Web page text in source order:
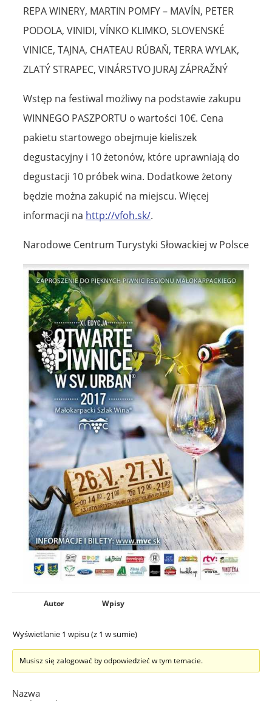
REPA WINERY, MARTIN POMFY – MAVÍN, PETER
PODOLA, VINIDI, VÍNKO KLIMKO, SLOVENSKÉ
VINICE, TAJNA, CHATEAU RÚBAŇ, TERRA WYLAK,
ZLATÝ STRAPEC, VINÁRSTVO JURAJ ZÁPRAŽNÝ
Wstęp na festiwal możliwy na podstawie zakupu
WINNEGO PASZPORTU o wartości 10€. Cena
pakietu startowego obejmuje kieliszek
degustacyjny i 10 żetonów, które uprawniają do
degustacji 10 próbek wina. Dodatkowe żetony
będzie można zakupić na miejscu. Więcej
informacji na http://vfoh.sk/.
Narodowe Centrum Turystyki Słowackiej w Polsce
Autor Wpisy
Wyświetlanie 1 wpisu (z 1 w sumie)
Musisz się zalogować by odpowiedzieć w tym temacie.
Nazwa